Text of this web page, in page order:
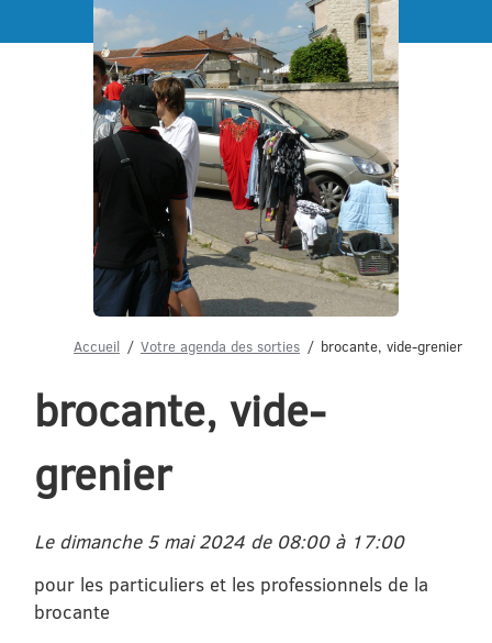
Menu
Accueil Votre agenda des sorties brocante, vide-grenier
brocante, vide-
grenier
Le dimanche 5 mai 2024 de 08:00 à 17:00
pour les particuliers et les professionnels de la
brocante